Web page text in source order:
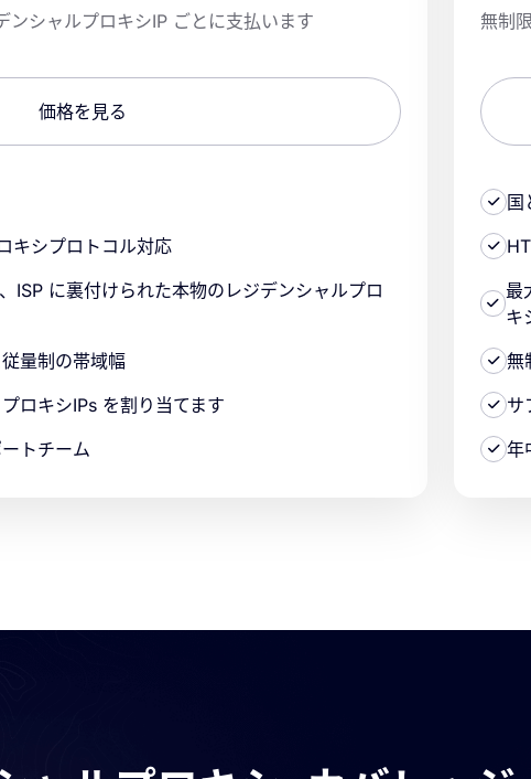
ンシャルプロキシIP ごとに支払います
価格を見る
キシプロトコル対応
ISP に裏付けられた本物のレジデンシャルプロ
量制の帯域幅
ロキシIPs を割り当てます
トチーム
無制
国
最
キ
無
サ
年